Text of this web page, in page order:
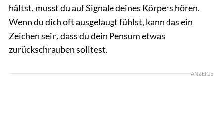
hältst, musst du auf Signale deines Körpers hören.
Wenn du dich oft ausgelaugt fühlst, kann das ein
Zeichen sein, dass du dein Pensum etwas
zurückschrauben solltest.
ANZEIGE